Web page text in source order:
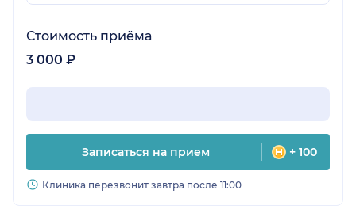
Стоимость приёма
3 000 ₽
Записаться на прием + 100
Клиника перезвонит завтра после 11:00